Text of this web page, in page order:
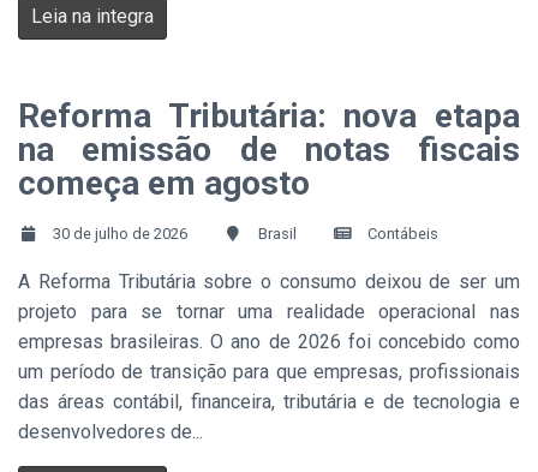
Leia na integra
Reforma Tributária: nova etapa
na emissão de notas fiscais
começa em agosto
30 de julho de 2026 Brasil Contábeis
A Reforma Tributária sobre o consumo deixou de ser um
projeto para se tornar uma realidade operacional nas
empresas brasileiras. O ano de 2026 foi concebido como
um período de transição para que empresas, profissionais
das áreas contábil, financeira, tributária e de tecnologia e
desenvolvedores de...